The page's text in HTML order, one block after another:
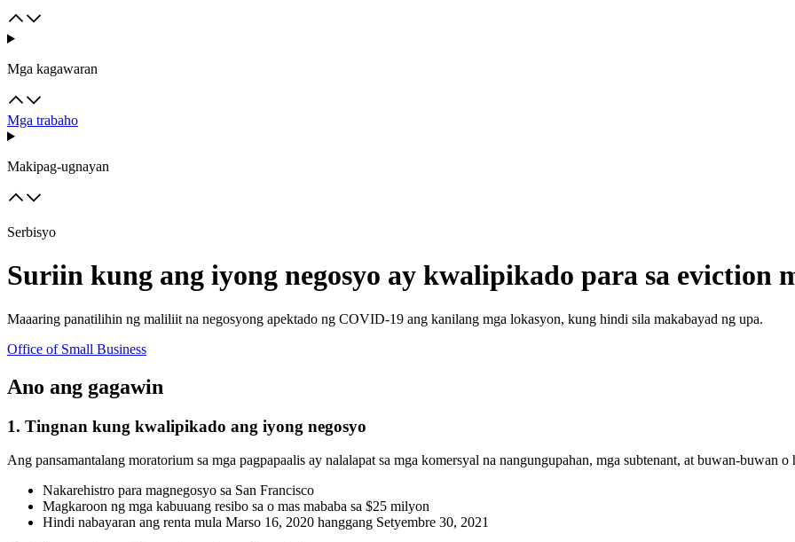
Mga kagawaran
Mga trabaho
Makipag-ugnayan
Serbisyo
Suriin kung ang iyong negosyo ay kwalipikado para sa eviction
Maaaring panatilihin ng maliliit na negosyong apektado ng COVID-19 ang kanilang mga lokasyon, kung hindi sila makabayad ng upa.
Office of Small Business
Ano ang gagawin
1. Tingnan kung kwalipikado ang iyong negosyo
Ang pansamantalang moratorium sa mga pagpapaalis ay nalalapat sa mga komersyal na nangungupahan, mga subtenant, at buwan-buwan
Nakarehistro para magnegosyo sa San Francisco
Magkaroon ng mga kabuuang resibo sa o mas mababa sa $25 milyon
Hindi nabayaran ang renta mula Marso 16, 2020 hanggang Setyembre 30, 2021